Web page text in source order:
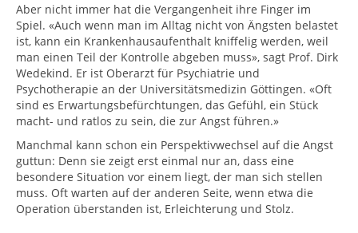
Aber nicht immer hat die Vergangenheit ihre Finger im
Spiel. «Auch wenn man im Alltag nicht von Ängsten belastet
ist, kann ein Krankenhausaufenthalt kniffelig werden, weil
man einen Teil der Kontrolle abgeben muss», sagt Prof. Dirk
Wedekind. Er ist Oberarzt für Psychiatrie und
Psychotherapie an der Universitätsmedizin Göttingen. «Oft
sind es Erwartungsbefürchtungen, das Gefühl, ein Stück
macht- und ratlos zu sein, die zur Angst führen.»
Manchmal kann schon ein Perspektivwechsel auf die Angst
guttun: Denn sie zeigt erst einmal nur an, dass eine
besondere Situation vor einem liegt, der man sich stellen
muss. Oft warten auf der anderen Seite, wenn etwa die
Operation überstanden ist, Erleichterung und Stolz.